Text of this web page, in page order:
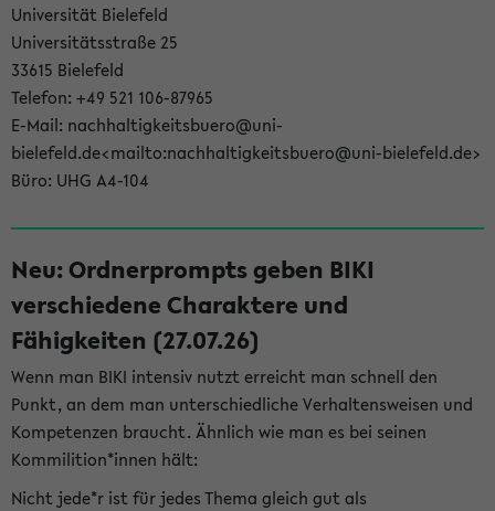
Universität Bielefeld
Universitätsstraße 25
33615 Bielefeld
Telefon: +49 521 106-87965
E-Mail: nachhaltigkeitsbuero@uni-
bielefeld.de<mailto:nachhaltigkeitsbuero@uni-bielefeld.de>
Büro: UHG A4-104
Neu: Ordnerprompts geben BIKI
verschiedene Charaktere und
Fähigkeiten (27.07.26)
Wenn man BIKI intensiv nutzt erreicht man schnell den
Punkt, an dem man unterschiedliche Verhaltensweisen und
Kompetenzen braucht. Ähnlich wie man es bei seinen
Kommilition*innen hält:
Nicht jede*r ist für jedes Thema gleich gut als